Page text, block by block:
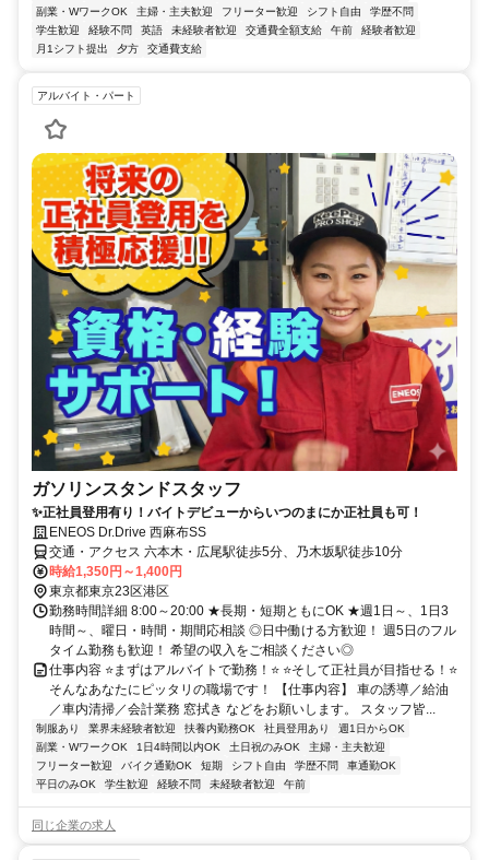
副業・WワークOK
主婦・主夫歓迎 フリーター歓迎 シフト自由
学歴不問
学生歓迎
経験不問 英語 未経験者歓迎 交通費全額支給 午前
経験者歓迎
月1シフト提出
夕方 交通費支給
アルバイト・パート
ガソリンスタンドスタッフ
✨正社員登用有り！バイトデビューからいつのまにか正社員も可！
ENEOS Dr.Drive 西麻布SS
交通・アクセス 六本木・広尾駅徒歩5分、乃木坂駅徒歩10分
時給1,350円～1,400円
東京都東京23区港区
勤務時間詳細 8:00～20:00 ★長期・短期ともにOK ★週1日～、1日3
時間～、曜日・時間・期間応相談 ◎日中働ける方歓迎！ 週5日のフル
タイム勤務も歓迎！ 希望の収入をご相談ください◎
仕事内容 ⭐まずはアルバイトで勤務！⭐ ⭐そして正社員が目指せる！⭐
そんなあなたにピッタリの職場です！ 【仕事内容】 車の誘導／給油
／車内清掃／会計業務 窓拭き などをお願いします。 スタッフ皆...
制服あり 業界未経験者歓迎 扶養内勤務OK 社員登用あり
週1日からOK
副業・WワークOK
1日4時間以内OK 土日祝のみOK
主婦・主夫歓迎
フリーター歓迎
バイク通勤OK 短期 シフト自由 学歴不問
車通勤OK
平日のみOK
学生歓迎 経験不問 未経験者歓迎 午前
同じ企業の求人